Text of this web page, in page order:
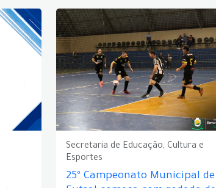
Secretaria de Educação, Cultura e
Esportes
25º Campeonato Municipal de